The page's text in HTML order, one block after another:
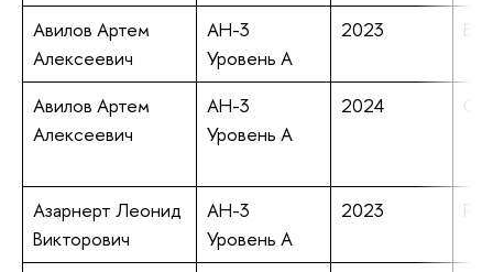
Авилов Артем
Алексеевич
АН-3
Уровень А
2023
Авилов Артем
Алексеевич
АН-3
Уровень А
2024
Азарнерт Леонид
Викторович
АН-3
Уровень А
2023